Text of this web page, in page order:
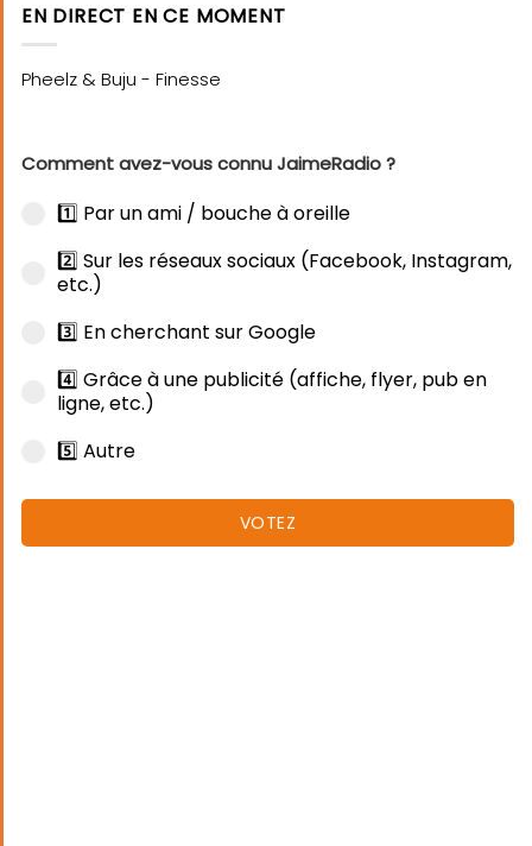
EN DIRECT EN CE MOMENT
Comment avez-vous connu JaimeRadio ?
1️⃣ Par un ami / bouche à oreille
2️⃣ Sur les réseaux sociaux (Facebook, Instagram,
etc.)
3️⃣ En cherchant sur Google
4️⃣ Grâce à une publicité (affiche, flyer, pub en
ligne, etc.)
5️⃣ Autre
VOTEZ